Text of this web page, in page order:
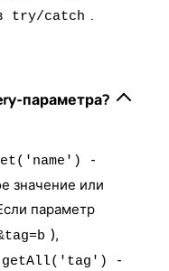
try/catch .
параметра?
-
значение или
параметр
),
-